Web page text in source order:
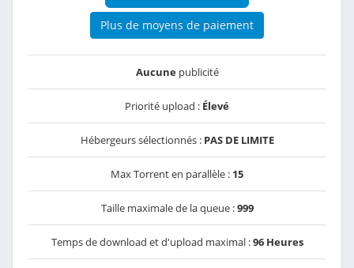
Plus de moyens de paiement
Aucunepublicité
Priorité upload : Élevé
Hébergeurs sélectionnés : PAS DE LIMITE
Max Torrent en parallèle : 15
Taille maximale de la queue :999
Temps de download et d'upload maximal :96 Heures